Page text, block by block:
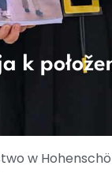
k
w